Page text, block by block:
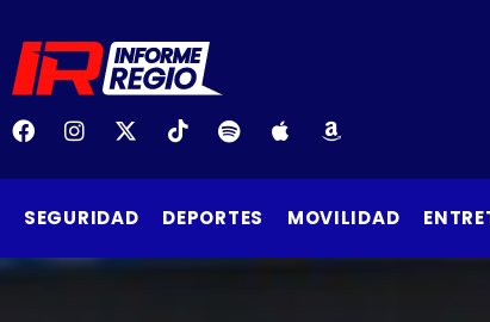
SEGURIDAD DEPORTES MOVILIDAD